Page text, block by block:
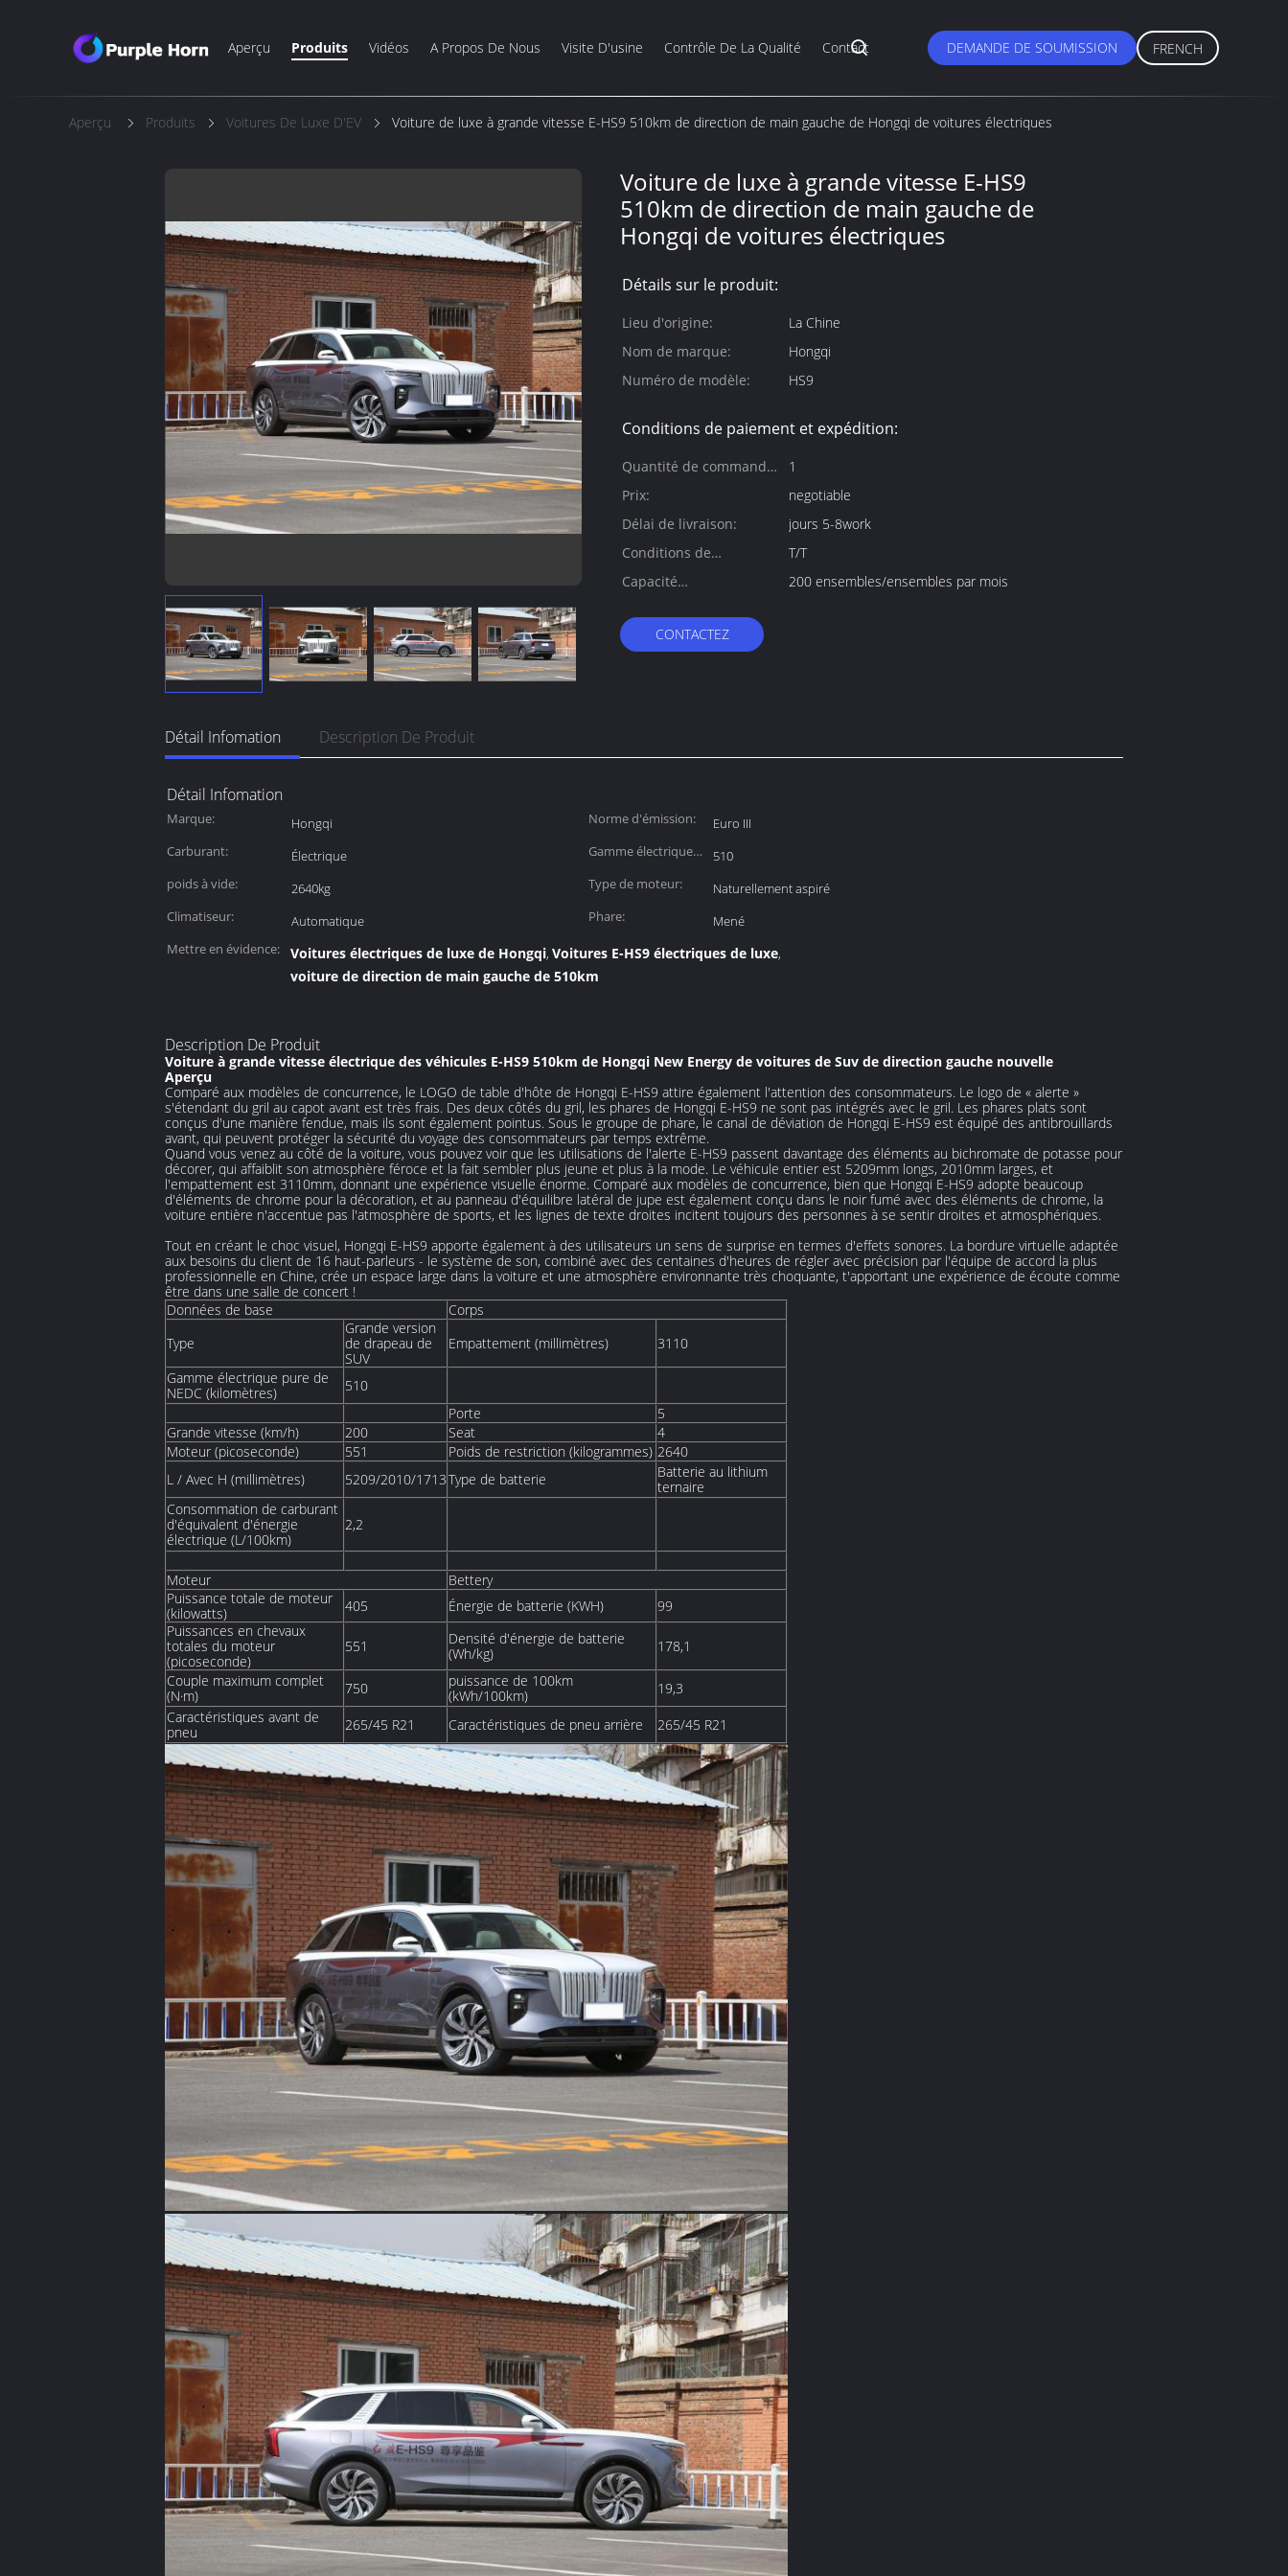
Aperçu Produits Vidéos A Propos De Nous Visite D'usine Contrôle De La Qualité Contact DEMANDE DE SOUMISSION FRENCH
Aperçu Produits Voitures De Luxe D'EV Voiture de luxe à grande vitesse E-HS9 510km de direction de main gauche de Hongqi de voitures électriques
Voiture de luxe à grande vitesse E-HS9
510km de direction de main gauche de
Hongqi de voitures électriques
Détails sur le produit:
Lieu d'origine:
La Chine
Nom de marque:
Hongqi
Numéro de modèle:
HS9
Conditions de paiement et expédition:
Quantité de commande
min:
1
Prix:
negotiable
Délai de livraison:
jours 5-8work
Conditions de
paiement:
T/T
Capacité
200 ensembles/ensembles par mois
CONTACTEZ
Détail Infomation Description De Produit
Détail Infomation
Marque: Hongqi Norme d'émission:
Euro III
Carburant:
Électrique
Gamme électrique
(kilomètres):
510
poids à vide:
2640kg Type de moteur:
Naturellement aspiré
Climatiseur:
Automatique Phare:
Mené
Mettre en évidence:
Voitures électriques de luxe de Hongqi, Voitures E-HS9 électriques de luxe,
voiture de direction de main gauche de 510km
Description De Produit
Voiture à grande vitesse électrique des véhicules E-HS9 510km de Hongqi New Energy de voitures de Suv de direction gauche nouvelle
Aperçu
Comparé aux modèles de concurrence, le LOGO de table d'hôte de Hongqi E-HS9 attire également l'attention des consommateurs. Le logo de « alerte »
s'étendant du gril au capot avant est très frais. Des deux côtés du gril, les phares de Hongqi E-HS9 ne sont pas intégrés avec le gril. Les phares plats sont
conçus d'une manière fendue, mais ils sont également pointus. Sous le groupe de phare, le canal de déviation de Hongqi E-HS9 est équipé des antibrouillards
avant, qui peuvent protéger la sécurité du voyage des consommateurs par temps extrême.
Quand vous venez au côté de la voiture, vous pouvez voir que les utilisations de l'alerte E-HS9 passent davantage des éléments au bichromate de potasse pour
décorer, qui affaiblit son atmosphère féroce et la fait sembler plus jeune et plus à la mode. Le véhicule entier est 5209mm longs, 2010mm larges, et
l'empattement est 3110mm, donnant une expérience visuelle énorme. Comparé aux modèles de concurrence, bien que Hongqi E-HS9 adopte beaucoup
d'éléments de chrome pour la décoration, et au panneau d'équilibre latéral de jupe est également conçu dans le noir fumé avec des éléments de chrome, la
voiture entière n'accentue pas l'atmosphère de sports, et les lignes de texte droites incitent toujours des personnes à se sentir droites et atmosphériques.
Tout en créant le choc visuel, Hongqi E-HS9 apporte également à des utilisateurs un sens de surprise en termes d'effets sonores. La bordure virtuelle adaptée
aux besoins du client de 16 haut-parleurs - le système de son, combiné avec des centaines d'heures de régler avec précision par l'équipe de accord la plus
professionnelle en Chine, crée un espace large dans la voiture et une atmosphère environnante très choquante, t'apportant une expérience de écoute comme
être dans une salle de concert !
Données de base
Corps
Type
Grande version
de drapeau de
SUV
Empattement (millimètres)
3110
Gamme électrique pure de
NEDC (kilomètres)
510
Porte
5
Grande vitesse (km/h)
200 Seat
4
Moteur (picoseconde)
551 Poids de restriction (kilogrammes) 2640
L / Avec H (millimètres)
5209/2010/1713Type de batterie
Batterie au lithium
ternaire
Consommation de carburant
d'équivalent d'énergie
électrique (L/100km)
2,2
Moteur
Bettery
Puissance totale de moteur
(kilowatts)
405 Énergie de batterie (KWH)
99
Puissances en chevaux
totales du moteur
(picoseconde)
551
Densité d'énergie de batterie
(Wh/kg)
178,1
Couple maximum complet
(N·m)
750
puissance de 100km
(kWh/100km)
19,3
Caractéristiques avant de
pneu
265/45 R21 Caractéristiques de pneu arrière 265/45 R21